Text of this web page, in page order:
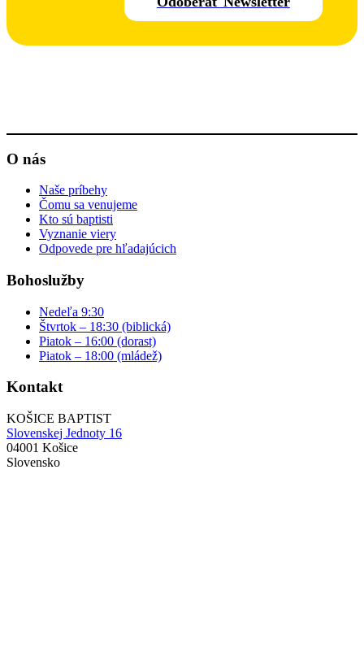
O nás
Naše príbehy
Čomu sa venujeme
Kto sú baptisti
Vyznanie viery
Odpovede pre hľadajúcich
Bohoslužby
Nedeľa 9:30
Štvrtok – 18:30 (biblická)
Piatok – 16:00 (dorast)
Piatok – 18:00 (mládež)
Kontakt
KOŠICE BAPTIST
Slovenskej Jednoty 16
04001 Košice
Slovensko